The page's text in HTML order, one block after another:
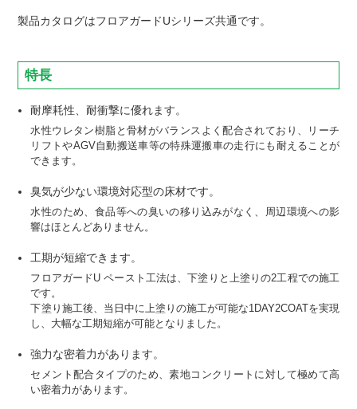
製品カタログはフロアガードUシリーズ共通です。
特長
耐摩耗性、耐衝撃に優れます。
水性ウレタン樹脂と骨材がバランスよく配合されており、リーチ
リフトやAGV自動搬送車等の特殊運搬車の走行にも耐えることが
できます。
臭気が少ない環境対応型の床材です。
水性のため、食品等への臭いの移り込みがなく、周辺環境への影
響はほとんどありません。
工期が短縮できます。
フロアガードU ペースト工法は、下塗りと上塗りの2工程での施工
です。
下塗り施工後、当日中に上塗りの施工が可能な1DAY2COATを実現
し、大幅な工期短縮が可能となりました。
強力な密着力があります。
セメント配合タイプのため、素地コンクリートに対して極めて高
い密着力があります。